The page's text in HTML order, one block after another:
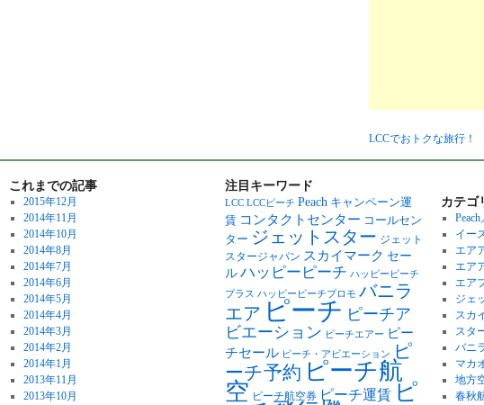
LCCでおトクな旅行！
これまでの記事
2015年12月
2014年11月
2014年10月
2014年8月
2014年7月
2014年6月
2014年5月
2014年4月
2014年3月
2014年2月
2014年1月
2013年11月
2013年10月
注目キーワード
LCC LCCピーチ Peach キャンペーン運
賃 コンタクトセンター コールセン
ター ジェットスター ジェット
スタージャパン スカイマーク セー
ルハッピーピーチ ハッピーピーチ
プラス ハッピーピーチプロモ バニラ
エア ピーチ ピーチア
ビエーション ピーチエアー ピー
チセール ピーチ・アビエーション
ピ
ーチ予約 ピーチ航
空 ピーチ航空券 ピーチ運賃 ピ
カテゴ
イー
エア
エア
エア
ジェ
スカ
スタ
バニ
マカ
地方
春秋